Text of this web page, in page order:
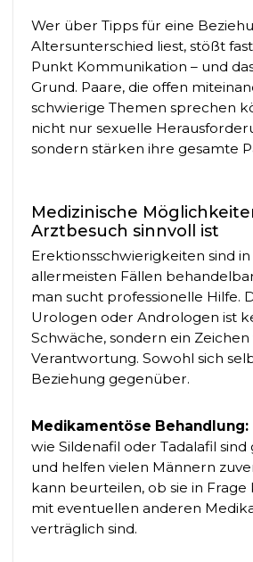
Wer über Tipps für eine
Altersunterschied liest, stößt
Punkt Kommunikation – und
Grund. Paare, die offen
schwierige Themen sprechen
nicht nur sexuelle
sondern stärken ihre gesamte
Medizinische
Arztbesuch sinnvoll ist
Erektionsschwierigkeiten sind
allermeisten Fällen
man sucht professionelle Hilfe.
Urologen oder Andrologen ist
Schwäche, sondern ein Zeichen
Verantwortung. Sowohl sich
Beziehung gegenüber.
Medikamentöse Behandlung:
wie Sildenafil oder Tadalafil
und helfen vielen Männern
kann beurteilen, ob sie in
mit eventuellen anderen
verträglich sind.